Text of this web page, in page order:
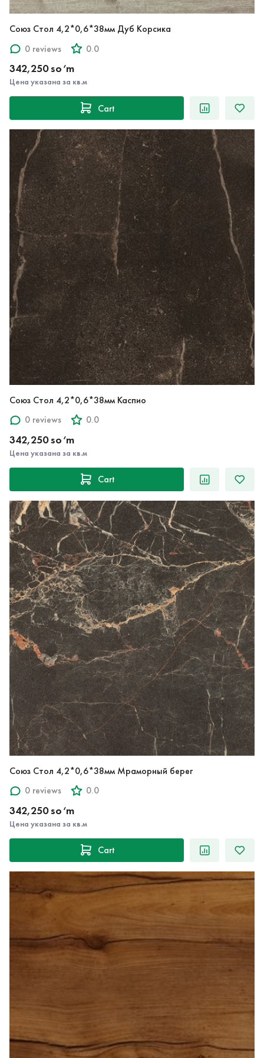
Союз Стол 4,2*0,6*38мм Дуб Корсика
0 reviews
0.0
342,250 so‘m
Цена указана за кв.м
Cart
Союз Стол 4,2*0,6*38мм Каспио
0 reviews
0.0
342,250 so‘m
Цена указана за кв.м
Cart
Союз Стол 4,2*0,6*38мм Мраморный берег
0 reviews
0.0
342,250 so‘m
Цена указана за кв.м
Cart